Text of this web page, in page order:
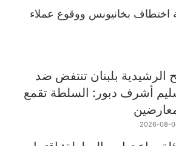
اختطاف بخانيونس ووقوع عملاء
الرشيدية بلبنان تنتفض ضد
أشرف دبور: السلطة تقمع
2026-08-